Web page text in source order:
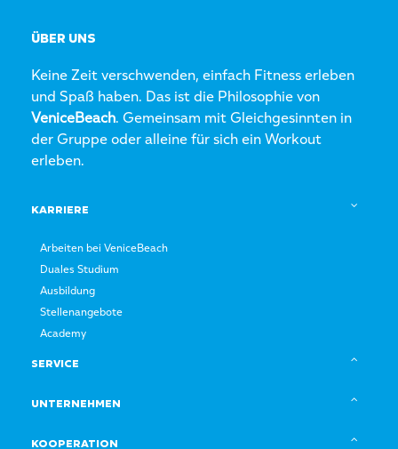
ÜBER UNS
Keine Zeit verschwenden, einfach Fitness erleben
und Spaß haben. Das ist die Philosophie von
VeniceBeach. Gemeinsam mit Gleichgesinnten in
der Gruppe oder alleine für sich ein Workout
erleben.
KARRIERE
Arbeiten bei VeniceBeach
Duales Studium
Ausbildung
Stellenangebote
Academy
SERVICE
UNTERNEHMEN
KOOPERATION